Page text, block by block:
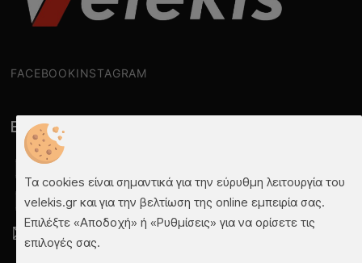
FACEBOOKINSTAGRAM
Επικοινωνία
2106020794
(00357) 25462500
info@velekis.gr
Τα cookies είναι σημαντικά για την εύρυθμη λειτουργία του
velekis.gr και για την βελτίωση της online εμπειρία σας.
Επιλέξτε «Αποδοχή» ή «Ρυθμίσεις» για να ορίσετε τις
επιλογές σας.